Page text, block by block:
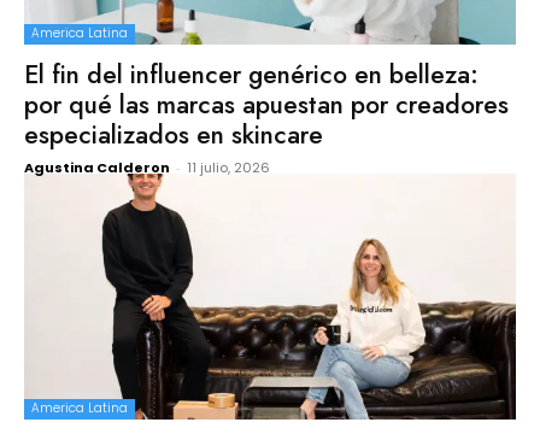
America Latina
El fin del influencer genérico en belleza:
por qué las marcas apuestan por creadores
especializados en skincare
Agustina Calderon - 11 julio, 2026
America Latina